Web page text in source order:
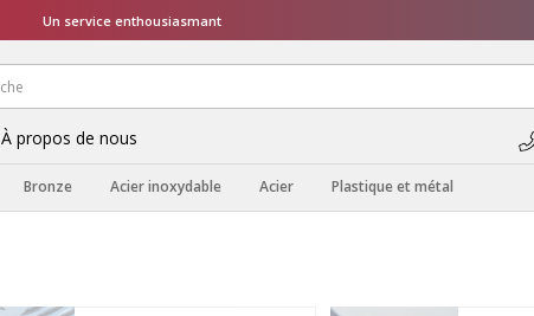
Un service enthousiasmant
À propos de nous
Bronze Acier inoxydable Acier Plastique et métal